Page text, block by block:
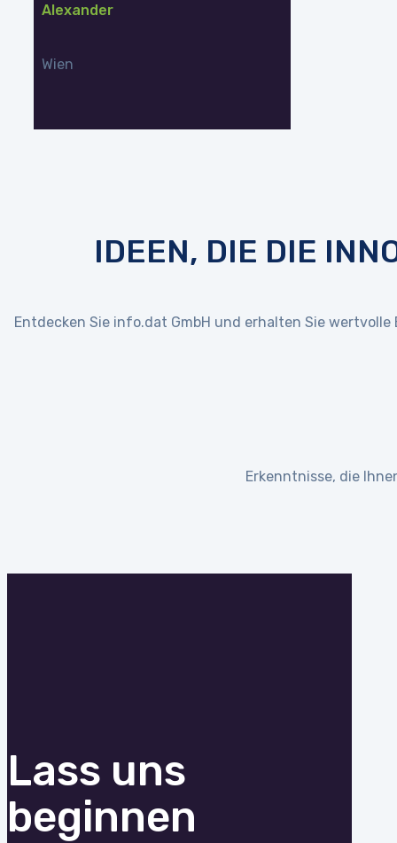
Alexander
Wien
IDEEN, DIE DIE
Entdecken Sie info.dat GmbH und erhalten Sie
Erkenntnisse, die
Lass uns
beginnen